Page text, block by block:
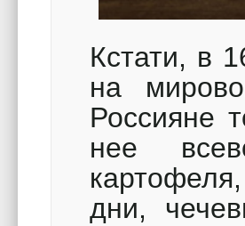
Кстати, в
на
Россияне
нее
дни,